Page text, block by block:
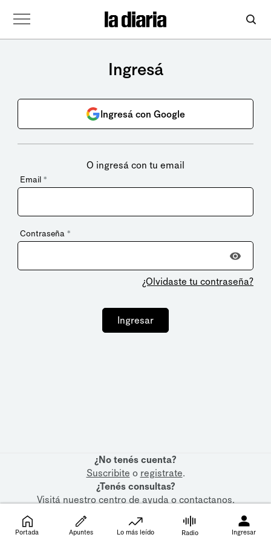
Ingresá
Ingresá con Google
O ingresá con tu email
Email *
Contraseña *
¿Olvidaste tu contraseña?
Ingresar
¿No tenés cuenta?
Suscribite o registrate.
¿Tenés consultas?
Visitá nuestrocentro de ayudaocontactanos.
Portada Apuntes Lo más leído Radio Ingresar